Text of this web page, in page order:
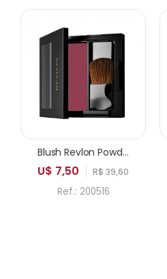
Blush Revlon Powder 005 Playfull
U$ 7,50 R$ 39,60
Ref.: 200516